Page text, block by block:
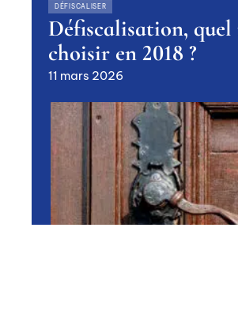
DÉFISCALISER
Défiscalisation, quel
choisir en 2018 ?
11 mars 2026